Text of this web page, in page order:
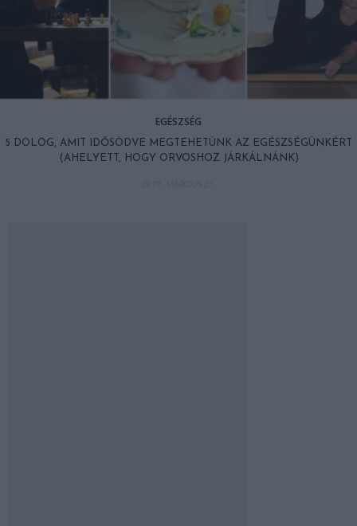
EGÉSZSÉG
5 DOLOG, AMIT IDŐSÖDVE MEGTEHETÜNK AZ EGÉSZSÉGÜNKÉRT
(AHELYETT, HOGY ORVOSHOZ JÁRKÁLNÁNK)